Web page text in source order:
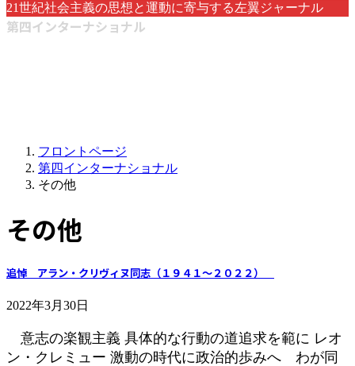
21世紀社会主義の思想と運動に寄与する左翼ジャーナル
第四インターナショナル
フロントページ
第四インターナショナル
その他
その他
追悼 アラン・クリヴィヌ同志（１９４１～２０２２）
2022年3月30日
意志の楽観主義 具体的な行動の道追求を範に レオ
ン・クレミュー 激動の時代に政治的歩みへ わが同